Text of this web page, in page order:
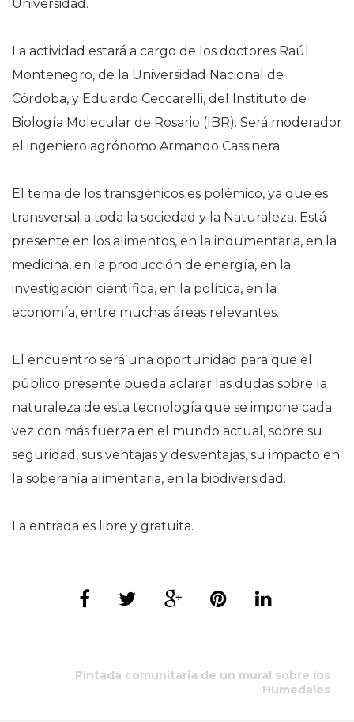
Universidad.
La actividad estará a cargo de los doctores Raúl
Montenegro, de la Universidad Nacional de
Córdoba, y Eduardo Ceccarelli, del Instituto de
Biología Molecular de Rosario (IBR). Será moderador
el ingeniero agrónomo Armando Cassinera.
El tema de los transgénicos es polémico, ya que es
transversal a toda la sociedad y la Naturaleza. Está
presente en los alimentos, en la indumentaria, en la
medicina, en la producción de energía, en la
investigación científica, en la política, en la
economía, entre muchas áreas relevantes.
El encuentro será una oportunidad para que el
público presente pueda aclarar las dudas sobre la
naturaleza de esta tecnología que se impone cada
vez con más fuerza en el mundo actual, sobre su
seguridad, sus ventajas y desventajas, su impacto en
la soberanía alimentaria, en la biodiversidad.
La entrada es libre y gratuita.
Pintada comunitaria de un mural sobre los
Humedales